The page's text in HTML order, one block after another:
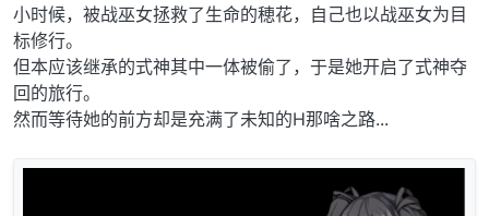
小时候，被战巫女拯救了生命的穂花，自己也以战巫女为目
标修行。
但本应该继承的式神其中一体被偷了，于是她开启了式神夺
回的旅行。
然而等待她的前方却是充满了未知的H那啥之路...